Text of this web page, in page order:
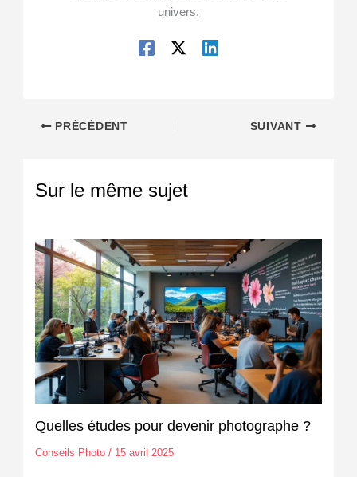
univers.
PRÉCÉDENT SUIVANT
Sur le même sujet
Quelles études pour devenir photographe ?
Conseils Photo/ 15 avril 2025